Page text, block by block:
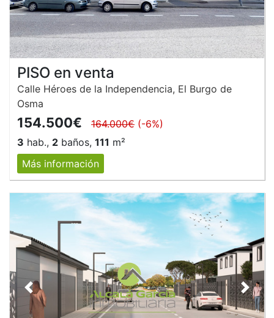
PISO en venta
Calle Héroes de la Independencia, El Burgo de
Osma
154.500€ 164.000€ (-6%)
3 hab., 2 baños, 111 m²
Más información
Anterior